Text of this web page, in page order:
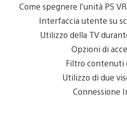
Come spegnere l’unità PS
Interfaccia utente su
Utilizzo della TV
Opzioni di
Filtro contenuti
Utilizzo di due
Connessione